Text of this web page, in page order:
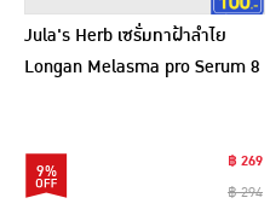
Jula's Herb เซรั่มทาฝ้าลำไย
Longan Melasma pro Serum 8
9%
฿ 269
฿ 294